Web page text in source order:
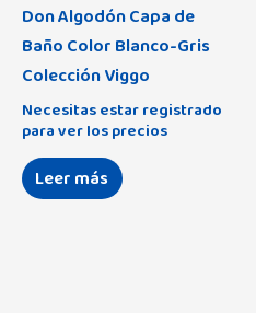
Don Algodón Capa de
Baño Color Blanco-Gris
Colección Viggo
Necesitas estar registrado
para ver los precios
Leer más